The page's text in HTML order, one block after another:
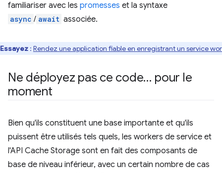
familiariser avec les promesses et la syntaxe
async / await associée.
Essayez : Rendez une application fiable en enregistrant un service
Ne déployez pas ce code… pour le
moment
Bien qu'ils constituent une base importante et qu'ils
puissent être utilisés tels quels, les workers de service et
l'API Cache Storage sont en fait des composants de
base de niveau inférieur, avec un certain nombre de cas